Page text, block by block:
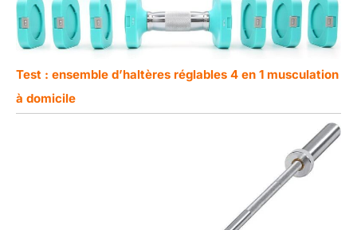
Test : ensemble d’haltères réglables 4 en 1 musculation
à domicile